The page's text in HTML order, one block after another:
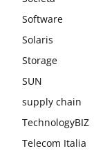
Software
Solaris
Storage
SUN
supply chain
TechnologyBIZ
Telecom Italia